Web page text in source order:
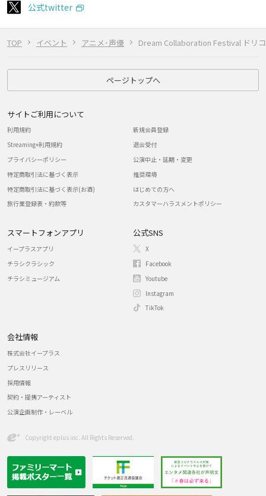
TOP イベント アニメ･声優 Dream Collaboration Festival ドリ
公式twitter
ページトップへ
サイトご利用について
利用規約
Streaming+利用規約
プライバシーポリシー
特定商取引法に基づく表示
特定商取引法に基づく表示(お酒)
旅行業登録表・約款等
新規会員登録
退会受付
公演中止・延期・変更
推奨環境
はじめての方へ
カスタマーハラスメントポリシー
スマートフォンアプリ
イープラスアプリ
チラシクラシック
チラシミュージアム
公式SNS
X
Facebook
Youtube
Instagram
TikTok
会社情報
株式会社イープラス
プレスリリース
採用情報
契約・提携アーティスト
公演企画制作・レーベル
Copyright eplus inc. All Rights Reserved.